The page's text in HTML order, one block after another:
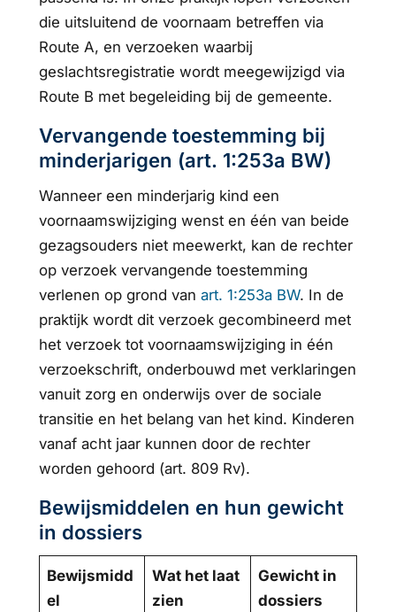
die uitsluitend de voornaam betreffen via
Route A, en verzoeken waarbij
geslachtsregistratie wordt meegewijzigd via
Route B met begeleiding bij de gemeente.
Vervangende toestemming bij
minderjarigen (art. 1:253a BW)
Wanneer een minderjarig kind een
voornaamswijziging wenst en één van beide
gezagsouders niet meewerkt, kan de rechter
op verzoek vervangende toestemming
verlenen op grond van art. 1:253a BW. In de
praktijk wordt dit verzoek gecombineerd met
het verzoek tot voornaamswijziging in één
verzoekschrift, onderbouwd met verklaringen
vanuit zorg en onderwijs over de sociale
transitie en het belang van het kind. Kinderen
vanaf acht jaar kunnen door de rechter
worden gehoord (art. 809 Rv).
Bewijsmiddelen en hun gewicht
in dossiers
Bewijsmidd
el
Wat het laat
zien
Gewicht in
dossiers